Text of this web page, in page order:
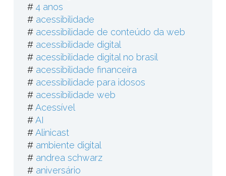
# 4 anos
# acessibilidade
# acessibilidade de conteúdo da web
# acessibilidade digital
# acessibilidade digital no brasil
# acessibilidade financeira
# acessibilidade para idosos
# acessibilidade web
#Acessível
#AI
#Alinicast
# ambiente digital
# andrea schwarz
# aniversário